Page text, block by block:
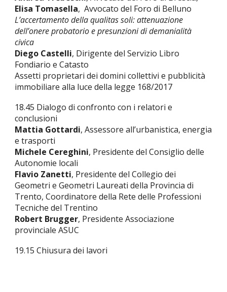
Elisa Tomasella, Avvocato del Foro di Belluno
L’accertamento della qualitas soli: attenuazione
dell’onere probatorio e presunzioni di demanialità
civica
Diego Castelli, Dirigente del Servizio Libro
Fondiario e Catasto
Assetti proprietari dei domini collettivi e pubblicità
immobiliare alla luce della legge 168/2017
18.45 Dialogo di confronto con i relatori e
conclusioni
Mattia Gottardi, Assessore all’urbanistica, energia
e trasporti
Michele Cereghini, Presidente del Consiglio delle
Autonomie locali
Flavio Zanetti, Presidente del Collegio dei
Geometri e Geometri Laureati della Provincia di
Trento, Coordinatore della Rete delle Professioni
Tecniche del Trentino
Robert Brugger, Presidente Associazione
provinciale ASUC
19.15 Chiusura dei lavori